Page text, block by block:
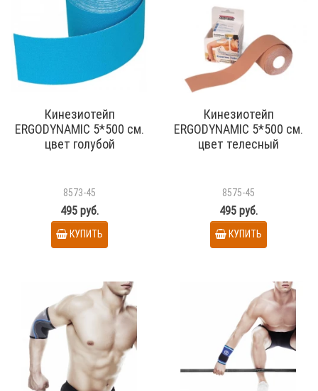
Кинезиотейп
ERGODYNAMIC 5*500 см.
цвет голубой
8573-45
495 руб.
КУПИТЬ
Кинезиотейп
ERGODYNAMIC 5*500 см.
цвет телесный
8575-45
495 руб.
КУПИТЬ